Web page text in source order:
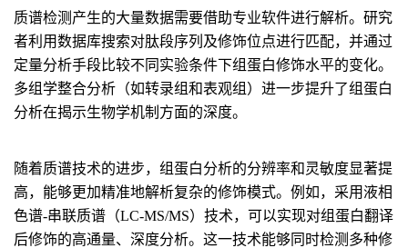
质谱检测产生的大量数据需要借助专业软件进行解析。研究
者利用数据库搜索对肽段序列及修饰位点进行匹配，并通过
定量分析手段比较不同实验条件下组蛋白修饰水平的变化。
多组学整合分析（如转录组和表观组）进一步提升了组蛋白
分析在揭示生物学机制方面的深度。
随着质谱技术的进步，组蛋白分析的分辨率和灵敏度显著提
高，能够更加精准地解析复杂的修饰模式。例如，采用液相
色谱-串联质谱（LC-MS/MS）技术，可以实现对组蛋白翻译
后修饰的高通量、深度分析。这一技术能够同时检测多种修